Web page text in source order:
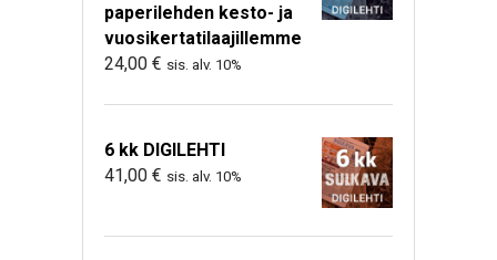
paperilehden kesto- ja
vuosikertatilaajillemme
24,00 € sis. alv. 10%
6 kk DIGILEHTI
41,00 € sis. alv. 10%